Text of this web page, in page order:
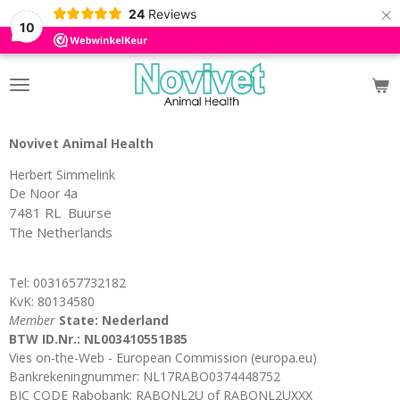
10
24 Reviews ×
Novivet Animal Health
Herbert Simmelink
De Noor 4a
7481 RL Buurse
The Netherlands
Tel: 0031657732182
KvK: 80134580
Member State: Nederland
BTW ID.Nr.: NL003410551B85
Vies on-the-Web - European Commission (europa.eu)
Bankrekeningnummer: NL17RABO0374448752
BIC CODE Rabobank: RABONL2U of RABONL2UXXX